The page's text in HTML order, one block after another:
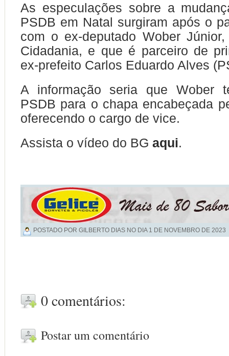
As especulações sobre a
PSDB em Natal surgiram após o
com o ex-deputado Wober
Cidadania, e que é parceiro de
ex-prefeito Carlos Eduardo Alves
A informação seria que Wober
PSDB para o chapa encabeçada
oferecendo o cargo de vice.
Assista o vídeo do BG aqui.
POSTADO POR GILBERTO DIAS NO DIA 1 DE NOVEMBRO DE 2023
0 comentários:
Postar um comentário